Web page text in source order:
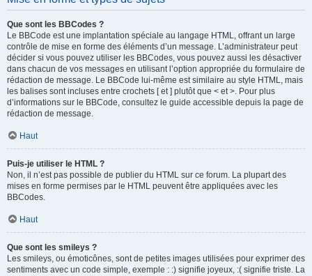
Que sont les BBCodes ?
Le BBCode est une implantation spéciale au langage HTML, offrant un large
contrôle de mise en forme des éléments d’un message. L’administrateur peut
décider si vous pouvez utiliser les BBCodes, vous pouvez aussi les désactiver
dans chacun de vos messages en utilisant l’option appropriée du formulaire de
rédaction de message. Le BBCode lui-même est similaire au style HTML, mais
les balises sont incluses entre crochets [ et ] plutôt que < et >. Pour plus
d’informations sur le BBCode, consultez le guide accessible depuis la page de
rédaction de message.
Haut
Puis-je utiliser le HTML ?
Non, il n’est pas possible de publier du HTML sur ce forum. La plupart des
mises en forme permises par le HTML peuvent être appliquées avec les
BBCodes.
Haut
Que sont les smileys ?
Les smileys, ou émoticônes, sont de petites images utilisées pour exprimer des
sentiments avec un code simple, exemple : :) signifie joyeux, :( signifie triste. La